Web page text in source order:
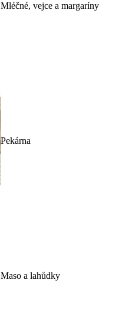
Mléčné, vejce a margaríny
Pekárna
Maso a lahůdky